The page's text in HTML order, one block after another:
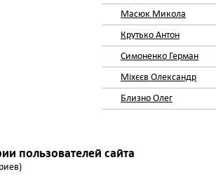
Масюк Микола
Крутько Антон
Симоненко Герман
Міхєєв Олександр
Близно Олег
пользователей сайта